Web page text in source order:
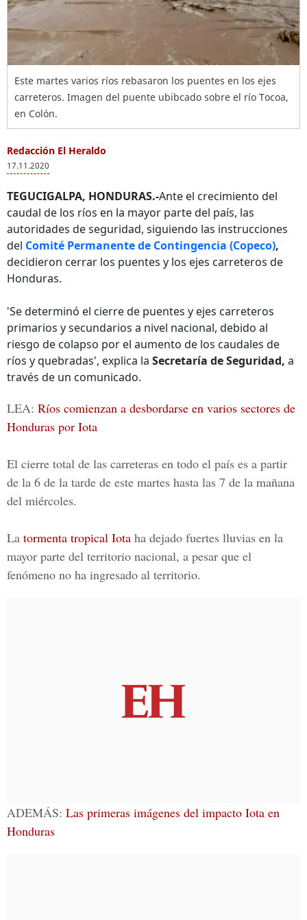
Este martes varios ríos rebasaron los puentes en los ejes
carreteros. Imagen del puente ubibcado sobre el río Tocoa,
en Colón.
Redacción El Heraldo
17.11.2020
TEGUCIGALPA, HONDURAS.-Ante el crecimiento del
caudal de los ríos en la mayor parte del país, las
autoridades de seguridad, siguiendo las instrucciones
del Comité Permanente de Contingencia (Copeco),
decidieron cerrar los puentes y los ejes carreteros de
Honduras.
'Se determinó el cierre de puentes y ejes carreteros
primarios y secundarios a nivel nacional, debido al
riesgo de colapso por el aumento de los caudales de
ríos y quebradas', explica la Secretaría de Seguridad, a
través de un comunicado.
LEA: Ríos comienzan a desbordarse en varios sectores de
Honduras por Iota
El cierre total de las carreteras en todo el país es a partir
de la 6 de la tarde de este martes hasta las 7 de la mañana
del miércoles.
La tormenta tropical Iota ha dejado fuertes lluvias en la
mayor parte del territorio nacional, a pesar que el
fenómeno no ha ingresado al territorio.
ADEMÁS: Las primeras imágenes del impacto Iota en
Honduras